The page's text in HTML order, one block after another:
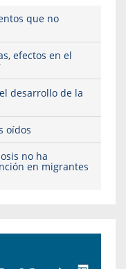
que no
efectos en el
desarrollo de la
oídos
no ha
en migrantes